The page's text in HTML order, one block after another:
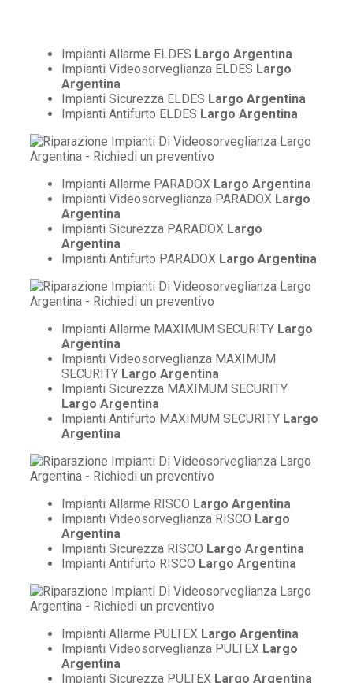
Impianti Allarme ELDES Largo Argentina
Impianti Videosorveglianza ELDES Largo
Argentina
Impianti Sicurezza ELDES Largo Argentina
Impianti Antifurto ELDES Largo Argentina
Impianti Allarme PARADOX Largo Argentina
Impianti Videosorveglianza PARADOX Largo
Argentina
Impianti Sicurezza PARADOX Largo
Argentina
Impianti Antifurto PARADOX Largo Argentina
Impianti Allarme MAXIMUM SECURITY Largo
Argentina
Impianti Videosorveglianza MAXIMUM
SECURITY Largo Argentina
Impianti Sicurezza MAXIMUM SECURITY
Largo Argentina
Impianti Antifurto MAXIMUM SECURITY Largo
Argentina
Impianti Allarme RISCO Largo Argentina
Impianti Videosorveglianza RISCO Largo
Argentina
Impianti Sicurezza RISCO Largo Argentina
Impianti Antifurto RISCO Largo Argentina
Impianti Allarme PULTEX Largo Argentina
Impianti Videosorveglianza PULTEX Largo
Argentina
Impianti Sicurezza PULTEX Largo Argentina